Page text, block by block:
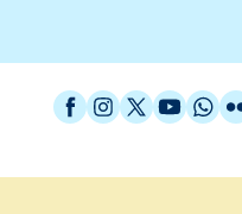
Facebook
Instagram
X / Twitter